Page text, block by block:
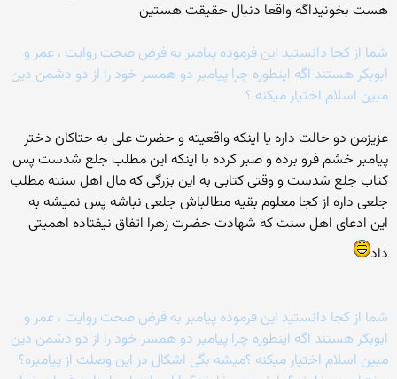
هست بخونیداگه واقعا دنبال حقیقت هستین
شما از کجا دانستید این فرموده پیامبر به فرض صحت روایت ، عمر و
ابوبکر هستند اگه اینطوره چرا پیامبر دو همسر خود را از دو دشمن دین
مبین اسلام اختیار میکنه ؟
عزیزمن دو حالت داره یا اینکه واقعیته و حضرت علی به حتاکان دختر
پیامبر خشم فرو برده و صبر کرده با اینکه این مطلب جلع شدست پس
کتاب جلع شدست و وقتی کتابی به این بزرگی که مال اهل سنته مطلب
جلعی داره از کجا معلوم بقیه مطالباش جلعی نباشه پس نمیشه به
این ادعای اهل سنت که شهادت حضرت زهرا اتفاق نیفتاده اهمیتی
داد
شما از کجا دانستید این فرموده پیامبر به فرض صحت روایت ، عمر و
ابوبکر هستند اگه اینطوره چرا پیامبر دو همسر خود را از دو دشمن دین
مبین اسلام اختیار میکنه ؟میشه بگی اشکال در این وصلت از پیامبره؟